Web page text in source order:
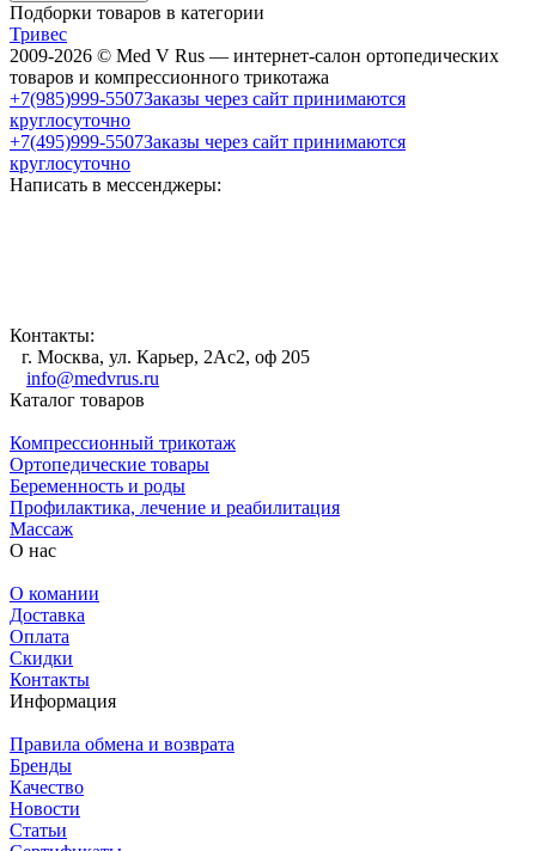
Подборки товаров в категории
Тривес
2009-2026 © Med V Rus — интернет-салон ортопедических
товаров и компрессионного трикотажа
+7(985)999-5507Заказы через сайт принимаются
круглосуточно
+7(495)999-5507Заказы через сайт принимаются
круглосуточно
Написать в мессенджеры:
Контакты:
г. Москва, ул. Карьер, 2Ас2, оф 205
info@medvrus.ru
Каталог товаров
Компрессионный трикотаж
Ортопедические товары
Беременность и роды
Профилактика, лечение и реабилитация
Массаж
О нас
О комании
Доставка
Оплата
Скидки
Контакты
Информация
Правила обмена и возврата
Бренды
Качество
Новости
Статьи